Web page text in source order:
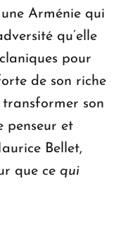
Arménie qui
qu’elle
pour
de son riche
son
penseur et
Bellet,
que ce qui